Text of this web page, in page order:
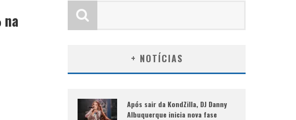
+ NOTÍCIAS
Após sair da KondZilla, DJ Danny
Albuquerque inicia nova fase